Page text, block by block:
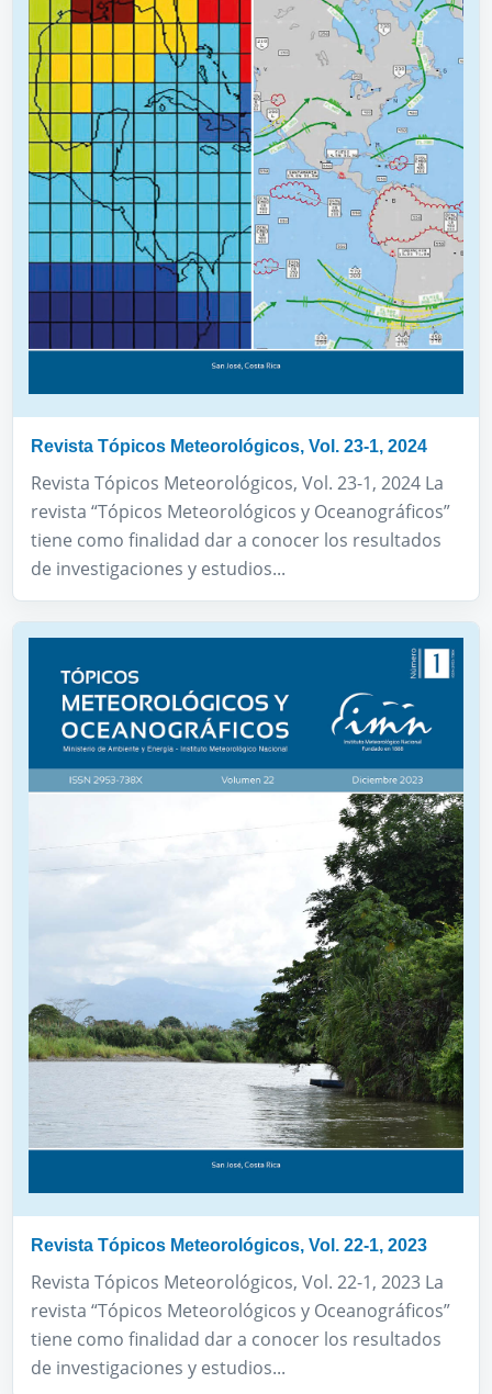
Revista Tópicos Meteorológicos, Vol. 23-1, 2024
Revista Tópicos Meteorológicos, Vol. 23-1, 2024 La
revista “Tópicos Meteorológicos y Oceanográficos”
tiene como finalidad dar a conocer los resultados
de investigaciones y estudios...
Revista Tópicos Meteorológicos, Vol. 22-1, 2023
Revista Tópicos Meteorológicos, Vol. 22-1, 2023 La
revista “Tópicos Meteorológicos y Oceanográficos”
tiene como finalidad dar a conocer los resultados
de investigaciones y estudios...